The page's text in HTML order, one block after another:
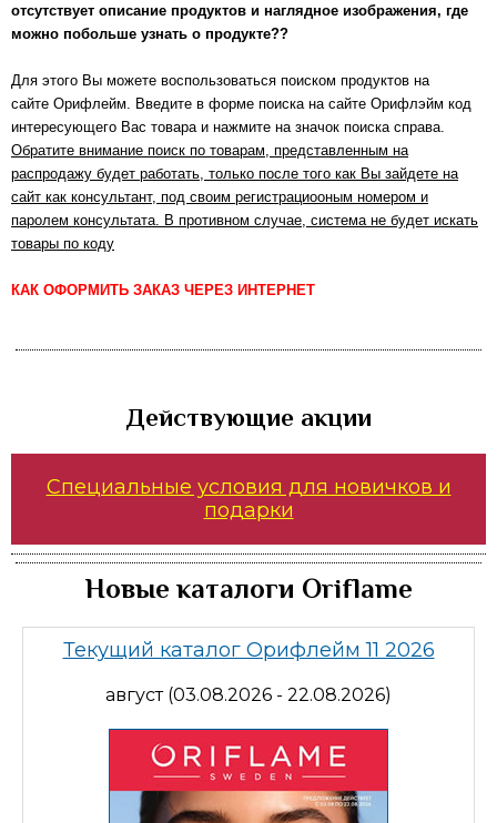
отсутствует описание продуктов и наглядное изображения, где
можно побольше узнать о продукте??
Для этого Вы можете воспользоваться поиском продуктов на
сайте Орифлейм. Введите в форме поиска на сайте Орифлэйм код
интересующего Вас товара и нажмите на значок поиска справа.
Обратите внимание поиск по товарам, представленным на
распродажу будет работать, только после того как Вы зайдете на
сайт как консультант, под своим регистрациооным номером и
паролем консультата. В противном случае, система не будет искать
товары по коду
КАК ОФОРМИТЬ ЗАКАЗ ЧЕРЕЗ ИНТЕРНЕТ
Действующие акции
Специальные условия для новичков и
подарки
Новые каталоги Oriflame
Текущий каталог Орифлейм 11 2026
август (03.08.2026 - 22.08.2026)